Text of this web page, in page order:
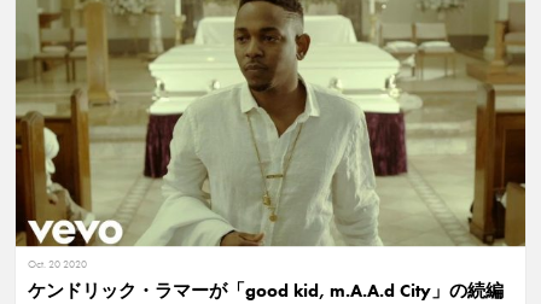
Oct. 20 2020
ケンドリック・ラマーが「good kid, m.A.A.d City」の続編